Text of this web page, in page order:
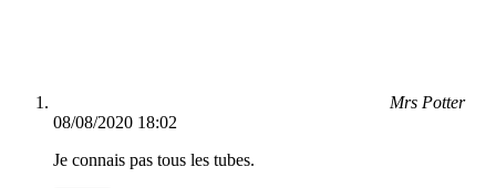
Mrs Potter
08/08/2020 18:02
Je connais pas tous les tubes.